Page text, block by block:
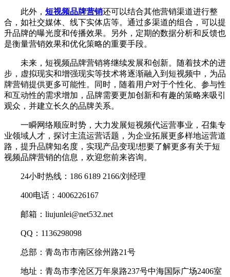
此外， 短视频品牌营销还可以结合其他营销渠道进行整
合，如社交媒体、线下实体店等。通过多渠道的组合，可以提
升品牌的曝光度和传播效果。另外，定期的数据分析和反馈也
是衡量营销效果和优化策略的重要手段。
未来，短视频品牌营销将继续发展和创新。随着技术的进
步，虚拟现实和增强现实等技术将逐渐融入到短视频中，为品
牌营销提供更多可能性。同时，随着用户对于个性化、参与性
和互动性的需求增加，品牌需要更加创新和有趣的策略来吸引
观众，并建立长久的品牌关系。
一瞬网络顺应时势，大力发展短视频代运营事业，召集专
业领域人才，探讨主流运营话题，为企业拓展更多样地运营道
路，提升品牌知名度，实现产品变现!想要了解更多有关于短
视频品牌营销的信息，欢迎您前来咨询。
24小时热线：186 6189 2166/刘经理
400电话：4006226167
邮箱：liujunlei@net532.net
QQ：1136298098
总部：青岛市市南区徐州路21号
地址：青岛市李沧区万年泉路237号中海国际广场2406室